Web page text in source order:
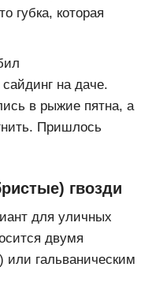
губка, которая
на даче.
в рыжие пятна, а
Пришлось
гвозди
для уличных
двумя
гальваническим